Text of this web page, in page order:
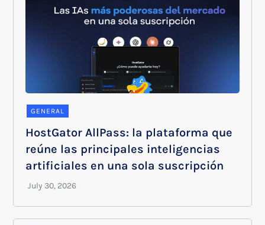
GENERAL
HostGator AllPass: la plataforma que
reúne las principales inteligencias
artificiales en una sola suscripción